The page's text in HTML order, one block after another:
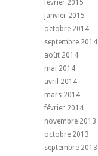
février 2015
janvier 2015
octobre 2014
septembre 2014
août 2014
mai 2014
avril 2014
mars 2014
février 2014
novembre 2013
octobre 2013
septembre 2013